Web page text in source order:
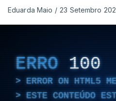
Eduarda Maio / 23 Setembro
ERRO 100
ERROR ON HTML5
ESTE CONTEÚDO